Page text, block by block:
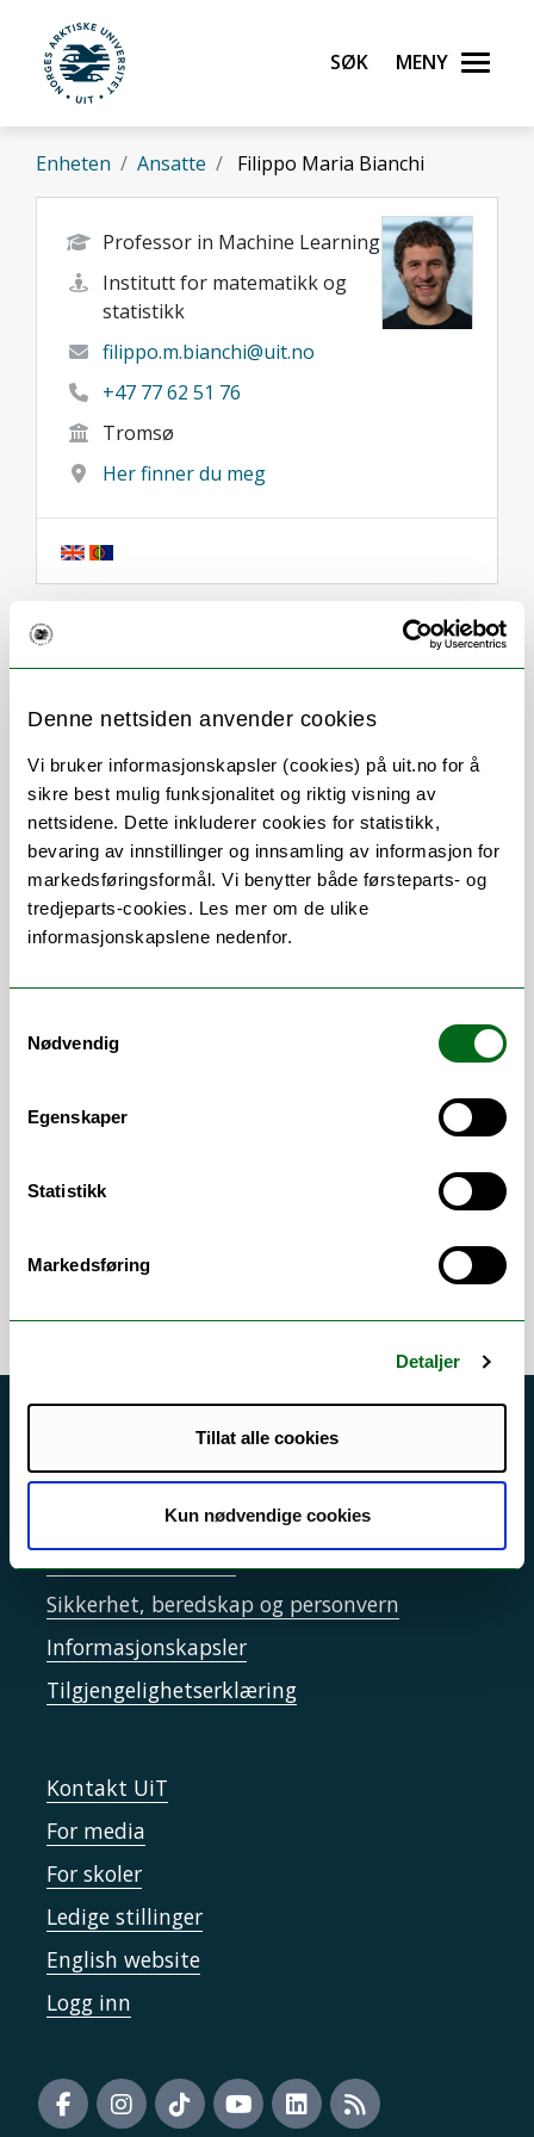
Denne nettsiden anvender cookies
Vi bruker informasjonskapsler (cookies) på uit.no for å
sikre best mulig funksjonalitet og riktig visning av
nettsidene. Dette inkluderer cookies for statistikk,
bevaring av innstillinger og innsamling av informasjon for
markedsføringsformål. Vi benytter både førsteparts- og
tredjeparts-cookies. Les mer om de ulike
informasjonskapslene nedenfor.
Nødvendig
Egenskaper
Statistikk
Markedsføring
Detaljer
Tillat alle cookies
Kun nødvendige cookies
Gå til hovedinnhold
UiT Norges arktiske universitet
Søk Meny
Enheten Ansatte Filippo Maria Bianchi
Professor in Machine Learning
Institutt for matematikk og
statistikk
filippo.m.bianchi@uit.no
+47 77 62 51 76
Tromsø
Her finner du meg
Stillingsbeskrivelse
My research interests lie at the
intersection between machine learning,
dynamical systems, complex networks, and
sensing.
Personal page
Si ifra!
Driftsmeldinger
Personvern ved UiT
Sikkerhet, beredskap og personvern
Informasjonskapsler
Tilgjengelighetserklæring
Kontakt UiT
For media
For skoler
Ledige stillinger
English website
Logg inn